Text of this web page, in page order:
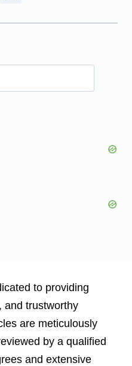
to providing
and trustworthy
are meticulously
by a qualified
and extensive